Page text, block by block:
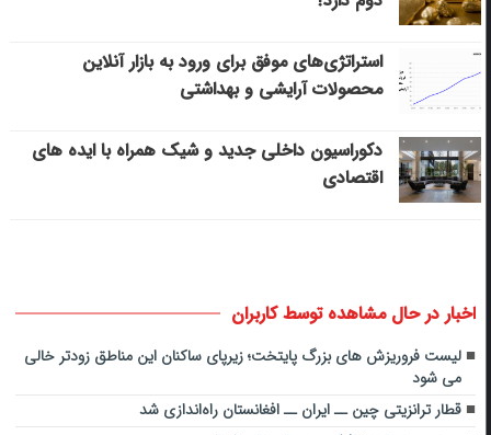
استراتژی‌های موفق برای ورود به بازار آنلاین
محصولات آرایشی و بهداشتی
دکوراسیون داخلی جدید و شیک همراه با ایده های
اقتصادی
اخبار در حال مشاهده توسط کاربران
لیست فروریزش های بزرگ پایتخت؛ زیرپای ساکنان این مناطق زودتر خالی
می شود
قطار ترانزیتی چین ــ ایران ــ افغانستان راه‌اندازی شد